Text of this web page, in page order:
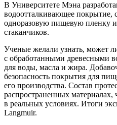
В Университете Мэна
водоотталкивающее покрытие,
одноразовую пищевую пленку
стаканчиков.
Ученые желали узнать, может
с обработанными древесными
для воды, масла и жира.
безопасность покрытия для
его производства. Состав
распространенных
в реальных условиях. Итоги
Langmuir.